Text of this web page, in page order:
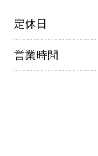
定休日
営業時間